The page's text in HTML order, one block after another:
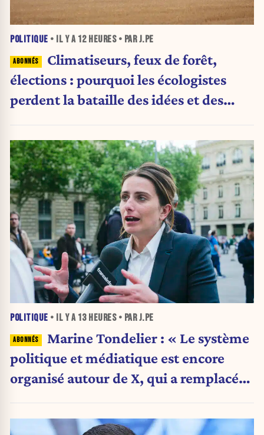
POLITIQUE • IL Y A 12 HEURES• PAR J.PE
Climatiseurs, feux de forêt,
élections : pourquoi les écologistes
perdent la bataille des idées et des
POLITIQUE • IL Y A 13 HEURES• PAR J.PE
Marine Tondelier : « Le système
politique et médiatique est encore
organisé autour de X, qui a remplacé